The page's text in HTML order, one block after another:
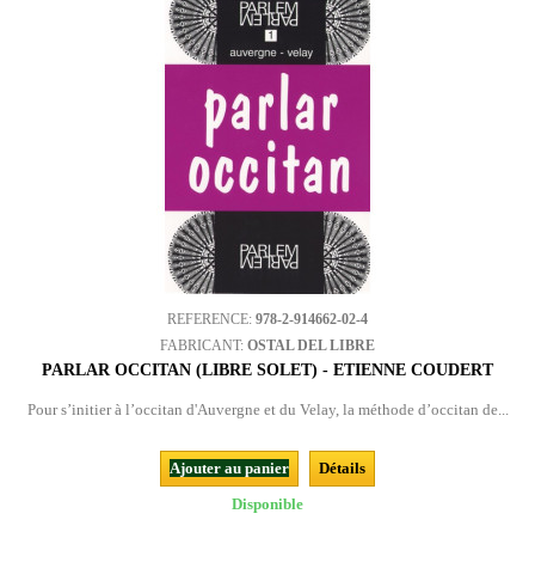
REFERENCE: 978-2-914662-02-4
FABRICANT: OSTAL DEL LIBRE
PARLAR OCCITAN (LIBRE SOLET) - ETIENNE COUDERT
Pour s’initier à l’occitan d'Auvergne et du Velay, la méthode d’occitan de...
Ajouter au panier
Détails
Disponible